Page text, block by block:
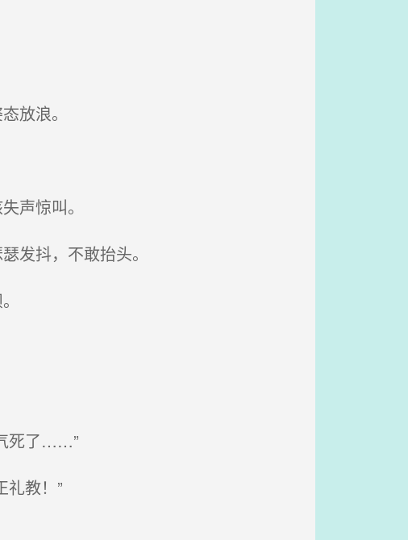
放浪。
声惊叫。
发抖，不敢抬头。
死了……”
教！”